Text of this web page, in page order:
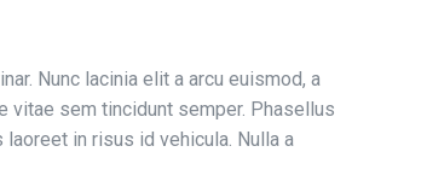
Nunc lacinia elit a arcu euismod, a
vitae sem tincidunt semper. Phasellus
in risus id vehicula. Nulla a